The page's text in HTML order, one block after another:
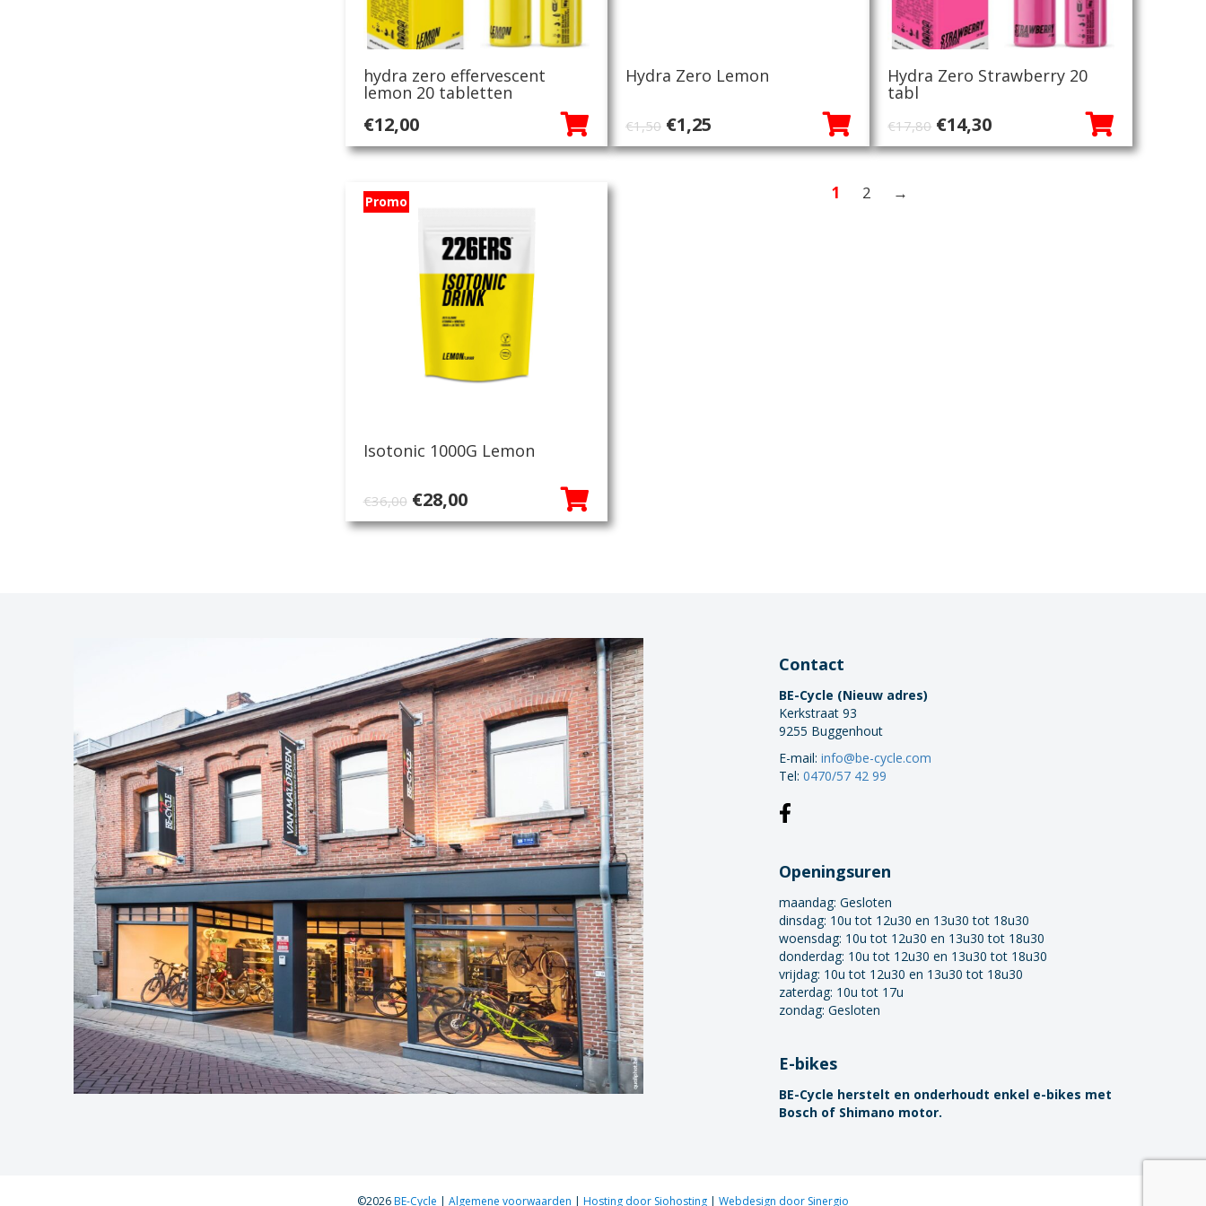
hydra zero effervescent
lemon 20 tabletten
€12,00
Hydra Zero Lemon
€1,50 Oorspronkelijke
prijs
€1,25Huidige
prijs
Hydra Zero Strawberry 20
tabl
€17,80 Oorspronkelijke
prijs
€14,30Huidige
prijs
Promo
Isotonic 1000G Lemon
€36,00 Oorspronkelijke
prijs
€28,00Huidige
prijs
1 2 →
Contact
BE-Cycle (Nieuw adres)
Kerkstraat 93
9255 Buggenhout
E-mail:info@be-cycle.com
Tel:0470/57 42 99
Openingsuren
maandag:Gesloten
dinsdag: 10u tot 12u30 en 13u30 tot 18u30
woensdag: 10u tot 12u30 en 13u30 tot 18u30
donderdag: 10u tot 12u30 en 13u30 tot 18u30
vrijdag: 10u tot 12u30 en 13u30 tot 18u30
zaterdag: 10u tot 17u
zondag: Gesloten
E-bikes
BE-Cycle herstelt en onderhoudt enkel e-bikes met
Bosch of Shimano motor.
©2026BE-Cycle | Algemene voorwaarden | Hosting door Siohosting | Webdesign door Sinergio